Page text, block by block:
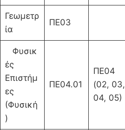
Γεωμετρ
ία
ΠΕ03
Φυσικ
ές
Επιστήμ
ες
(Φυσική
)
ΠΕ04.01
ΠΕ04
(02, 03,
04, 05)